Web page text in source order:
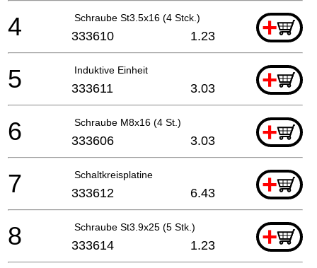
Schraube St3.5x16 (4 Stck.) +
4 333610 1.23
Induktive Einheit +
5 333611 3.03
Schraube M8x16 (4 St.) +
6 333606 3.03
Schaltkreisplatine +
7 333612 6.43
Schraube St3.9x25 (5 Stk.) +
8 333614 1.23